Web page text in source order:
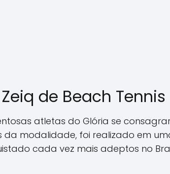
de Beach Tennis
atletas do Glória se
da modalidade, foi realizado em
cada vez mais adeptos no